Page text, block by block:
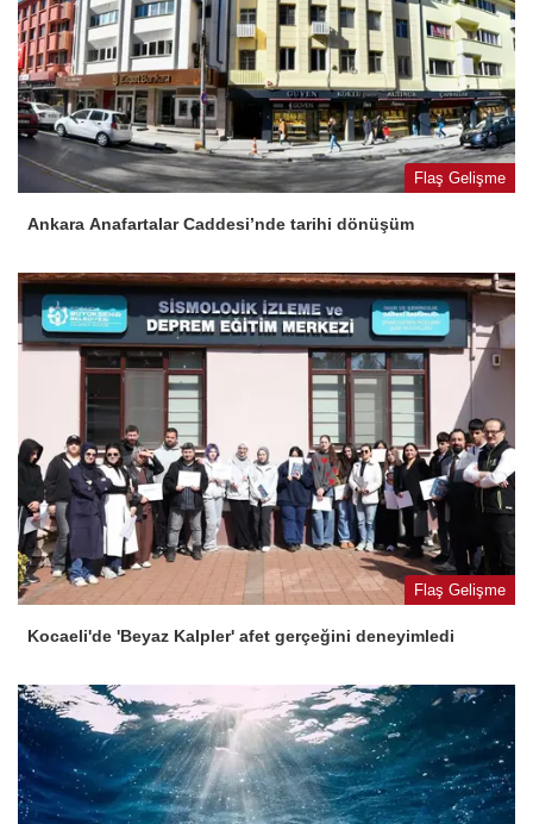
Flaş Gelişme
Ankara Anafartalar Caddesi’nde tarihi dönüşüm
Flaş Gelişme
Kocaeli'de 'Beyaz Kalpler' afet gerçeğini deneyimledi